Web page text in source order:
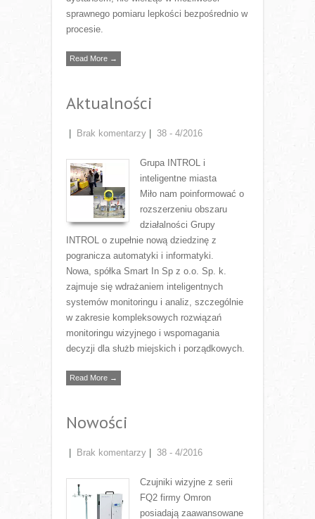
sprawnego pomiaru lepkości bezpośrednio w
procesie.
Read More →
Aktualności
Brak komentarzy 38 - 4/2016
Grupa INTROL i
inteligentne miasta
Miło nam poinformować o
rozszerzeniu obszaru
działalności Grupy
INTROL o zupełnie nową dziedzinę z
pogranicza automatyki i informatyki.
Nowa, spółka Smart In Sp z o.o. Sp. k.
zajmuje się wdrażaniem inteligentnych
systemów monitoringu i analiz, szczególnie
w zakresie kompleksowych rozwiązań
monitoringu wizyjnego i wspomagania
decyzji dla służb miejskich i porządkowych.
Read More →
Nowości
Brak komentarzy 38 - 4/2016
Czujniki wizyjne z serii
FQ2 firmy Omron
posiadają zaawansowane